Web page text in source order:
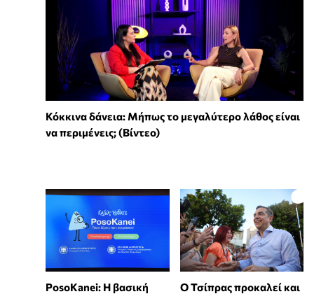
Κόκκινα δάνεια: Μήπως το μεγαλύτερο λάθος είναι
να περιμένεις; (Βίντεο)
PosoKanei: Η βασική
Ο Τσίπρας προκαλεί και